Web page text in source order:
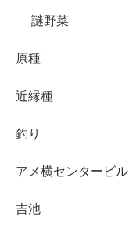
謎野菜
原種
近縁種
釣り
アメ横センタービル
吉池